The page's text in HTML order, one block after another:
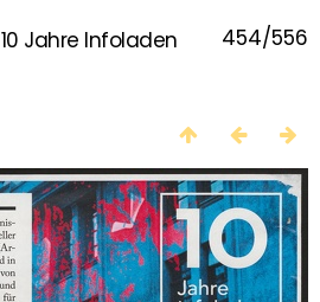
454/556
10 Jahre Infoladen